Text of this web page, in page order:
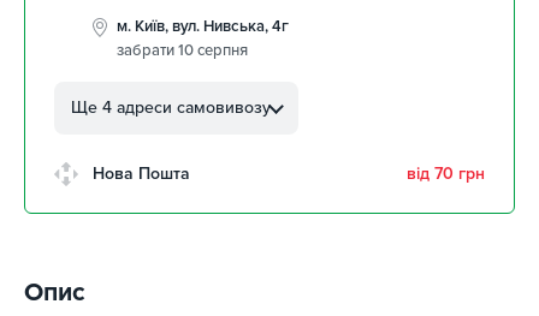
м. Київ, вул. Нивська, 4г
забрати 10 серпня
Автолюбителів, 8а
Клинцівський авторинок
Ще 4 адреси самовивозу
Нова Пошта від 70 грн
Опис